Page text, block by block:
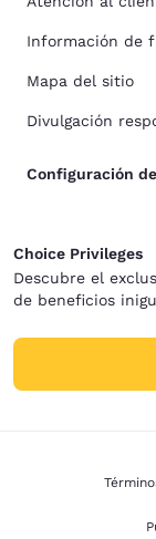
Información de
Mapa del sitio
Divulgación
Configuración
Choice Privileges
Descubre el
de beneficios